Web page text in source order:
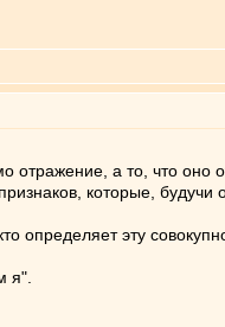
отражение, а то, что оно
которые,
эту
я".